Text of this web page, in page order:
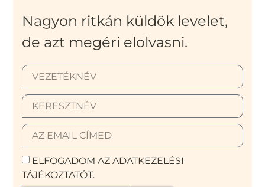
Nagyon ritkán küldök levelet,
de azt megéri elolvasni.
ELFOGADOM AZ ADATKEZELÉSI
TÁJÉKOZTATÓT.